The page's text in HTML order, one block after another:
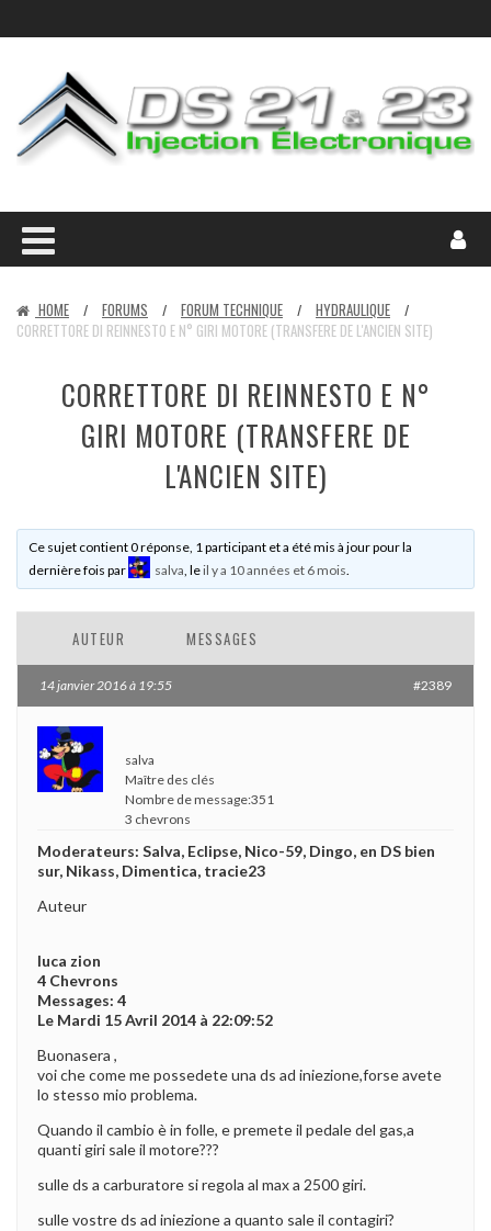
HOME / FORUMS / FORUM TECHNIQUE / HYDRAULIQUE /
CORRETTORE DI REINNESTO E N° GIRI MOTORE (TRANSFERE DE L'ANCIEN SITE)
CORRETTORE DI REINNESTO E N°
GIRI MOTORE (TRANSFERE DE
L'ANCIEN SITE)
Ce sujet contient 0 réponse, 1 participant et a été mis à jour pour la
dernière fois par
salva , leil y a 10 années et 6 mois
AUTEUR MESSAGES
14 janvier 2016 à 19:55 #2389
salva
Maître des clés
Nombre de message:351
3 chevrons
Moderateurs: Salva, Eclipse, Nico-59, Dingo, en DS bien
sur, Nikass, Dimentica, tracie23
Auteur
luca zion
4 Chevrons
Messages: 4
Le Mardi 15 Avril 2014 à 22:09:52
Buonasera ,
voi che come me possedete una ds ad iniezione,forse avete
lo stesso mio problema.
Quando il cambio è in folle, e premete il pedale del gas,a
quanti giri sale il motore???
sulle ds a carburatore si regola al max a 2500 giri.
sulle vostre ds ad iniezione a quanto sale il contagiri?